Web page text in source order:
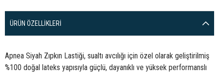
ÜRÜN ÖZELLIKLERI
Apnea Siyah Zıpkın Lastiği, sualtı avcılığı için özel olarak geliştirilmiş
%100 doğal lateks yapısıyla güçlü, dayanıklı ve yüksek performanslı